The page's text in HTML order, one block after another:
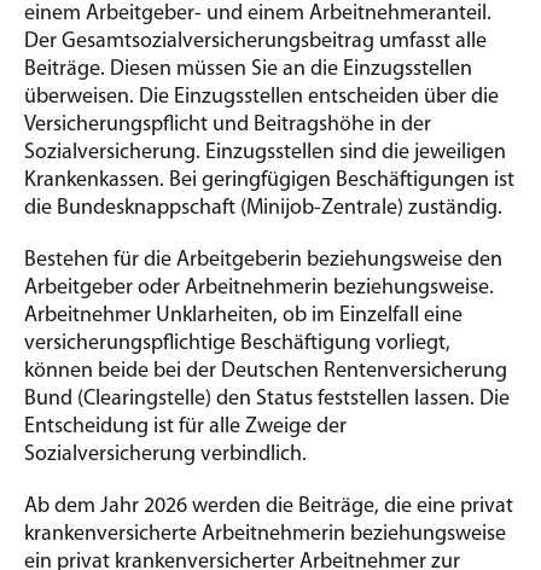
einem Arbeitgeber- und einem Arbeitnehmeranteil.
Der Gesamtsozialversicherungsbeitrag umfasst alle
Beiträge. Diesen müssen Sie an die Einzugsstellen
überweisen. Die Einzugsstellen entscheiden über die
Versicherungspflicht und Beitragshöhe in der
Sozialversicherung. Einzugsstellen sind die jeweiligen
Krankenkassen. Bei geringfügigen Beschäftigungen ist
die Bundesknappschaft (Minijob-Zentrale) zuständig.
Bestehen für die Arbeitgeberin beziehungsweise den
Arbeitgeber oder Arbeitnehmerin beziehungsweise.
Arbeitnehmer Unklarheiten, ob im Einzelfall eine
versicherungspflichtige Beschäftigung vorliegt,
können beide bei der Deutschen Rentenversicherung
Bund (Clearingstelle) den Status feststellen lassen. Die
Entscheidung ist für alle Zweige der
Sozialversicherung verbindlich.
Ab dem Jahr 2026 werden die Beiträge, die eine privat
krankenversicherte Arbeitnehmerin beziehungsweise
ein privat krankenversicherter Arbeitnehmer zur